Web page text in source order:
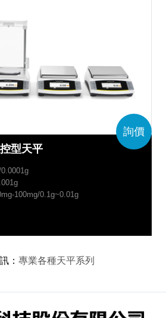
型天平
100mg/0.1g~0.01g
詢價
： 專業各種天平系列